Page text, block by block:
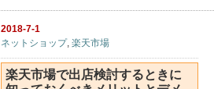
2018-7-1
ネットショップ,楽天市場
楽天市場で出店検討するときに